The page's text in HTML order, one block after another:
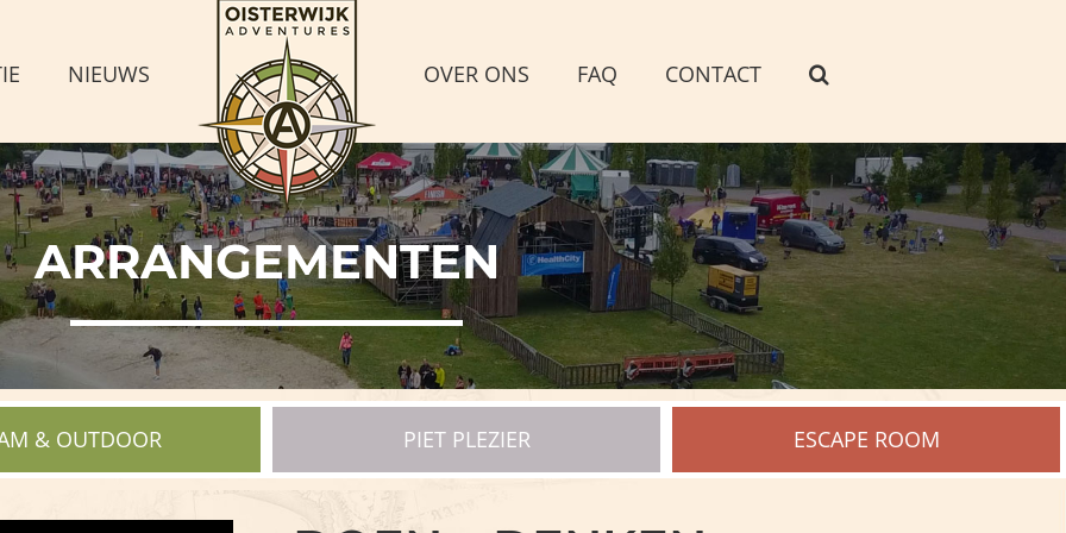
NIEUWS OVER ONS FAQ CONTACT
ARRANGEMENTEN
& OUTDOOR PIET PLEZIER ESCAPE ROOM